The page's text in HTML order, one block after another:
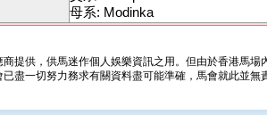
母系: Modinka
提供，供馬迷作個人娛樂資訊之用。但由於香港馬
盡一切努力務求有關資料盡可能準確，馬會就此並